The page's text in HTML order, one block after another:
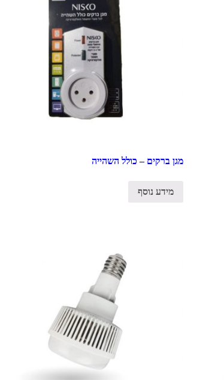
מגן ברקים – כולל השהייה
מידע נוסף